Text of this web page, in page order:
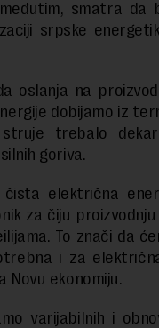
smatra da
srpske
oslanja na
dobijamo iz
trebalo
goriva.
električna
za čiju
To znači da
i za
Novu ekonomiju.
varijabilnih i